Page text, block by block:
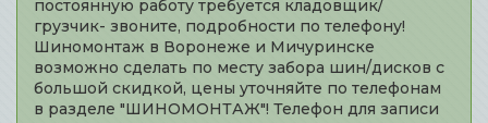
постоянную работу требуется кладовщик/
грузчик- звоните, подробности по телефону!
Шиномонтаж в Воронеже и Мичуринске
возможно сделать по месту забора шин/дисков с
большой скидкой, цены уточняйте по телефонам
в разделе "ШИНОМОНТАЖ"! Телефон для записи